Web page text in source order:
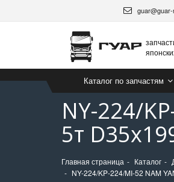
Каталог по запчастям
NY-224/
5т
Главная страница Каталог
NY-224/KP-224/MI-52 NAM